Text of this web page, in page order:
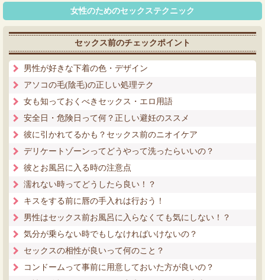
女性のためのセックステクニック
セックス前のチェックポイント
男性が好きな下着の色・デザイン
アソコの毛(陰毛)の正しい処理テク
女も知っておくべきセックス・エロ用語
安全日・危険日って何？正しい避妊のススメ
彼に引かれてるかも？セックス前のニオイケア
デリケートゾーンってどうやって洗ったらいいの？
彼とお風呂に入る時の注意点
濡れない時ってどうしたら良い！？
キスをする前に唇の手入れは行おう！
男性はセックス前お風呂に入らなくても気にしない！？
気分が乗らない時でもしなければいけないの？
セックスの相性が良いって何のこと？
コンドームって事前に用意しておいた方が良いの？